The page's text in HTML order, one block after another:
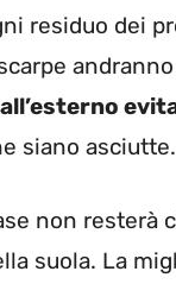
residuo dei
siano asciutte.
non resterà
suola. La